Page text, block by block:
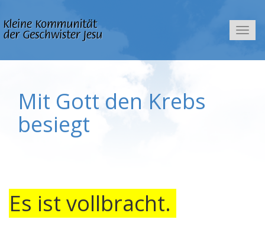
Mit Gott den Krebs
besiegt
Es ist vollbracht.